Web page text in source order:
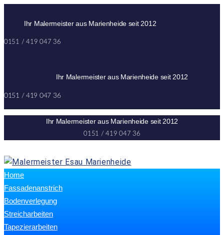
Ihr Malermeister aus Marienheide seit 2012
0151 / 419 047 36
Ihr Malermeister aus Marienheide seit 2012
0151 / 419 047 36
Ihr Malermeister aus Marienheide seit 2012
0151 / 419 047 36
Home
Fassadenanstrich
Bodenverlegung
Streicharbeiten
Tapezierarbeiten